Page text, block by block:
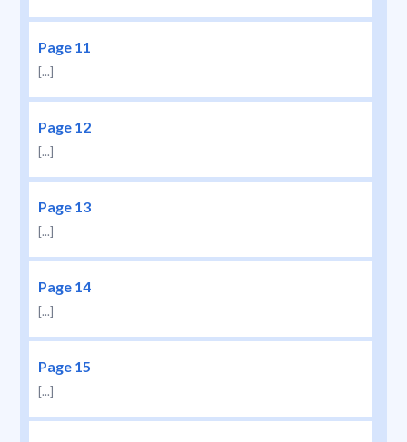
Page 11
[...]
Page 12
[...]
Page 13
[...]
Page 14
[...]
Page 15
[...]